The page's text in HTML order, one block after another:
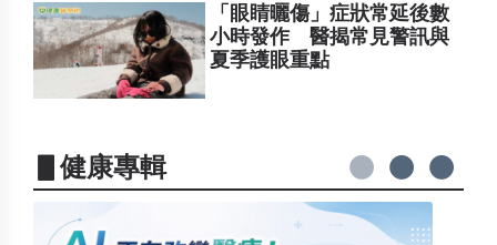
「眼睛曬傷」症狀常延後數
小時發作 醫揭常見警訊與
夏季護眼重點
▋健康專輯